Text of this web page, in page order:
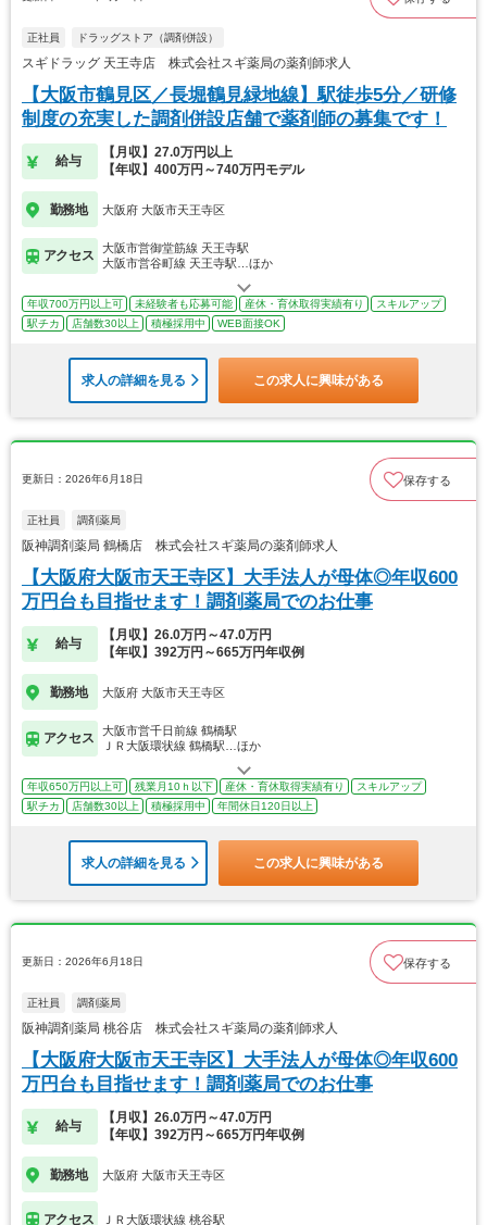
正社員 ドラッグストア（調剤併設）
スギドラッグ 天王寺店 株式会社スギ薬局の薬剤師求人
【大阪市鶴見区／長堀鶴見緑地線】駅徒歩5分／研修
制度の充実した調剤併設店舗で薬剤師の募集です！
給与
【月収】27.0万円以上
【年収】400万円～740万円モデル
勤務地 大阪府 大阪市天王寺区
アクセス
大阪市営御堂筋線 天王寺駅
大阪市営谷町線 天王寺駅…ほか
年収700万円以上可 未経験者も応募可能 産休・育休取得実績有り
スキルアップ
駅チカ
店舗数30以上 積極採用中 WEB面接OK
求人の詳細を見る この求人に興味がある
更新日：2026年6月18日 保存する
正社員 調剤薬局
阪神調剤薬局 鶴橋店 株式会社スギ薬局の薬剤師求人
【大阪府大阪市天王寺区】大手法人が母体◎年収600
万円台も目指せます！調剤薬局でのお仕事
給与
【月収】26.0万円～47.0万円
【年収】392万円～665万円年収例
勤務地 大阪府 大阪市天王寺区
アクセス
大阪市営千日前線 鶴橋駅
ＪＲ大阪環状線 鶴橋駅…ほか
年収650万円以上可 残業月10ｈ以下 産休・育休取得実績有り
スキルアップ
駅チカ
店舗数30以上 積極採用中 年間休日120日以上
求人の詳細を見る この求人に興味がある
更新日：2026年6月18日 保存する
正社員 調剤薬局
阪神調剤薬局 桃谷店 株式会社スギ薬局の薬剤師求人
【大阪府大阪市天王寺区】大手法人が母体◎年収600
万円台も目指せます！調剤薬局でのお仕事
給与
【月収】26.0万円～47.0万円
【年収】392万円～665万円年収例
勤務地 大阪府 大阪市天王寺区
アクセス ＪＲ大阪環状線 桃谷駅